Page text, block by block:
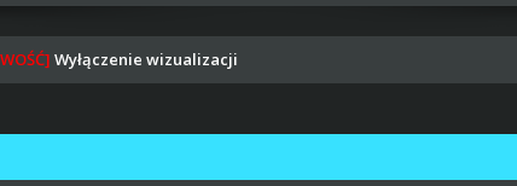
Wyłączenie wizualizacji